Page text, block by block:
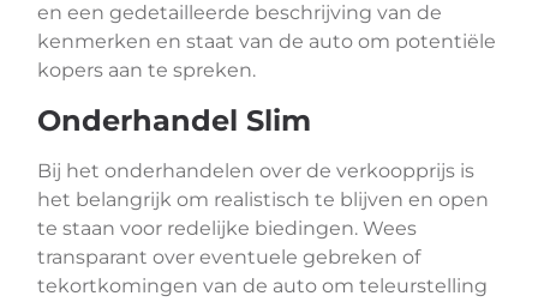
en een gedetailleerde beschrijving van de
kenmerken en staat van de auto om potentiële
kopers aan te spreken.
Onderhandel Slim
Bij het onderhandelen over de verkoopprijs is
het belangrijk om realistisch te blijven en open
te staan voor redelijke biedingen. Wees
transparant over eventuele gebreken of
tekortkomingen van de auto om teleurstelling